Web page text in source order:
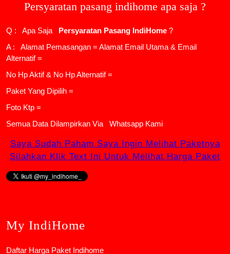
Persyaratan pasang indihome apa saja ?
Q : Apa Saja Persyaratan Pasang IndiHome ?
A : Alamat Pemasangan = Alamat Email Utama & Email
Alternatif =
No Hp Aktif & No Hp Alternatif =
Paket Yang Dipilih =
Foto Ktp =
Semua Data Dilampirkan Via
Whatsapp Kami
Saya Sudah Paham Saya Ingin Melihat Paketnya
Silahkan Klik Text Ini Untuk Melihat Harga Paket
My IndiHome
Daftar Harga Paket Indihome